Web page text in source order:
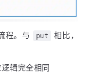
程。与 put 相比，
辑完全相同